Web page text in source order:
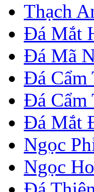
Thạch
Đá Mắt
Đá Mã
Đá Cẩm
Đá Cẩm
Đá Mắt
Ngọc
Ngọc